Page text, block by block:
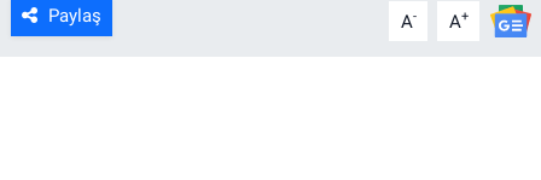
Paylaş A- A+